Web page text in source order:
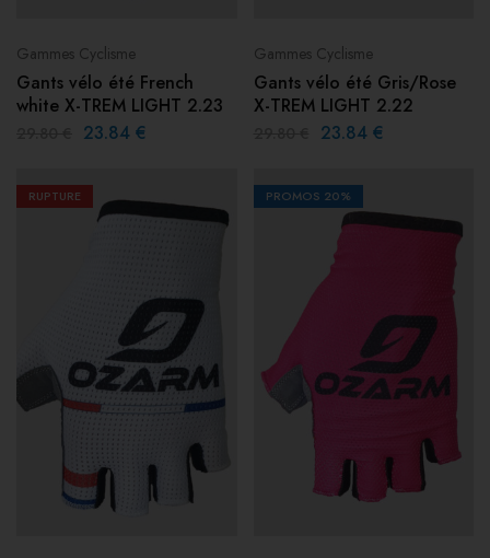
Gammes Cyclisme
Gants vélo été French
white X-TREM LIGHT 2.23
23.84 €
Gammes Cyclisme
Gants vélo été Gris/Rose
X-TREM LIGHT 2.22
23.84 €
RUPTURE PROMOS 20%